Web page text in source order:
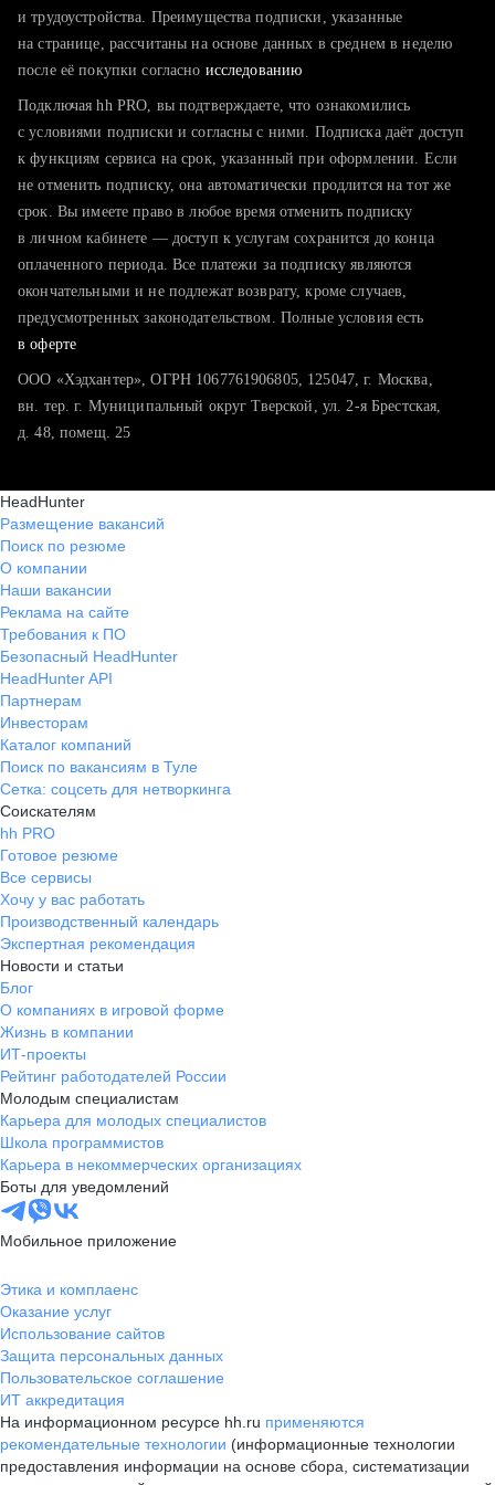
тратите много времени на поиск и вручную поднимаете
хотите сравнить себя с конкурентами и оценить шансы
и трудоустройства. Преимущества подписки, указанные
на странице, рассчитаны на основе данных в среднем в неделю
после её покупки согласно исследованию
Подключая hh PRO, вы подтверждаете, что ознакомились
с условиями подписки и согласны с ними. Подписка даёт доступ
к функциям сервиса на срок, указанный при оформлении. Если
не отменить подписку, она автоматически продлится на тот же
срок. Вы имеете право в любое время отменить подписку
в личном кабинете — доступ к услугам сохранится до конца
оплаченного периода. Все платежи за подписку являются
окончательными и не подлежат возврату, кроме случаев,
предусмотренных законодательством. Полные условия есть
в оферте
ООО «Хэдхантер», ОГРН 1067761906805, 125047, г. Москва,
вн. тер. г. Муниципальный округ Тверской, ул. 2-я Брестская,
д. 48, помещ. 25
HeadHunter
Размещение вакансий
Поиск по резюме
О компании
Наши вакансии
Реклама на сайте
Требования к ПО
Безопасный HeadHunter
HeadHunter API
Партнерам
Инвесторам
Каталог компаний
Поиск по вакансиям в Туле
Сетка: соцсеть для нетворкинга
Соискателям
hh PRO
Готовое резюме
Все сервисы
Хочу у вас работать
Производственный календарь
Экспертная рекомендация
Новости и статьи
Блог
О компаниях в игровой форме
Жизнь в компании
ИТ-проекты
Рейтинг работодателей России
Молодым специалистам
Карьера для молодых специалистов
Школа программистов
Карьера в некоммерческих организациях
Боты для уведомлений
Мобильное приложение
Этика и комплаенс
Оказание услуг
Использование сайтов
Защита персональных данных
Пользовательское соглашение
ИТ аккредитация
На информационном ресурсе hh.ru применяются
рекомендательные технологии (информационные технологии
предоставления информации на основе сбора, систематизации